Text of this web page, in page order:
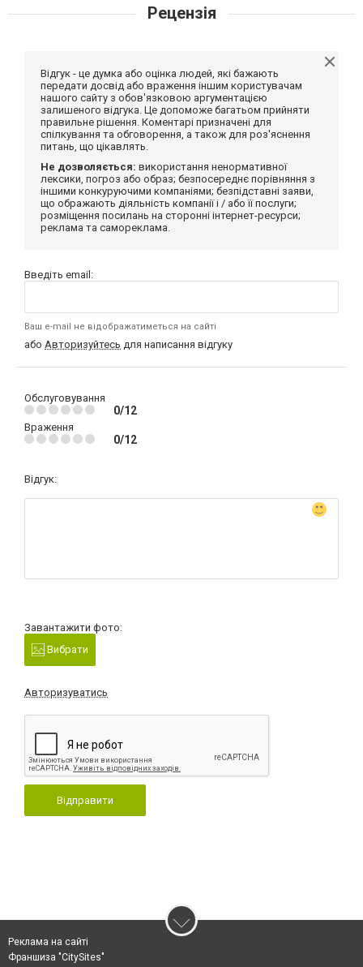
Рецензія
Відгук - це думка або оцінка людей, які бажають
передати досвід або враження іншим користувачам
нашого сайту з обов'язковою аргументацією
залишеного відгука. Це допоможе багатьом прийняти
правильне рішення. Коментарі призначені для
спілкування та обговорення, а також для роз'яснення
питань, що цікавлять.
Не дозволяється: використання ненормативної
лексики, погроз або образ; безпосереднє порівняння з
іншими конкуруючими компаніями; безпідставні заяви,
що ображають діяльність компанії і / або її послуги;
розміщення посилань на сторонні інтернет-ресурси;
реклама та самореклама.
Введіть email:
Ваш e-mail не відображатиметься на сайті
або Авторизуйтесь для написання відгуку
Обслуговування
0/12
Враження
0/12
Відгук:
Завантажити фото:
Вибрати
Авторизуватись
Відправити
Реклама на сайті
Франшиза "CitySites"